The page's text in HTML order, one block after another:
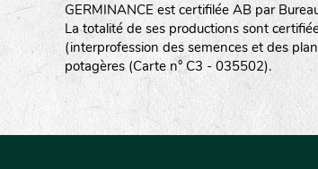
GERMINANCE est certifilée AB par
La totalité de ses productions sont
(interprofession des semences et des
potagères (Carte n° C3 - 035502).